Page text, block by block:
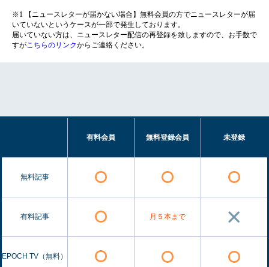
※1 【ニュースレターが届かない場合】無料会員の方でニュースレターが届
いていないというケースが一部で発生しております。
届いていない方は、ニュースレター配信の再登録を致しますので、お手数で
すがこちらのリンクからご連絡ください。
有料会員 無料登録会員 未登録
無料記事
有料記事 月５本まで
EPOCH TV（無料）